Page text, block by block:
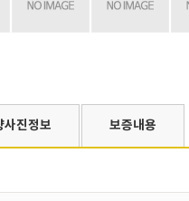
사진정보 보증내용